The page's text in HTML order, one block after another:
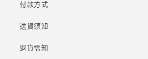
付款方式
送貨須知
退貨需知